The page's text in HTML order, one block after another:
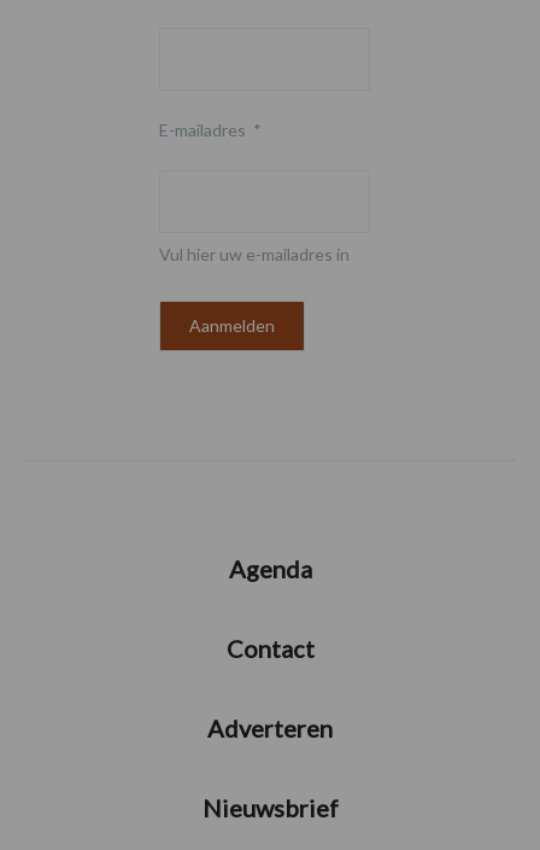
E-mailadres *
Vul hier uw e-mailadres in
Agenda
Contact
Adverteren
Nieuwsbrief